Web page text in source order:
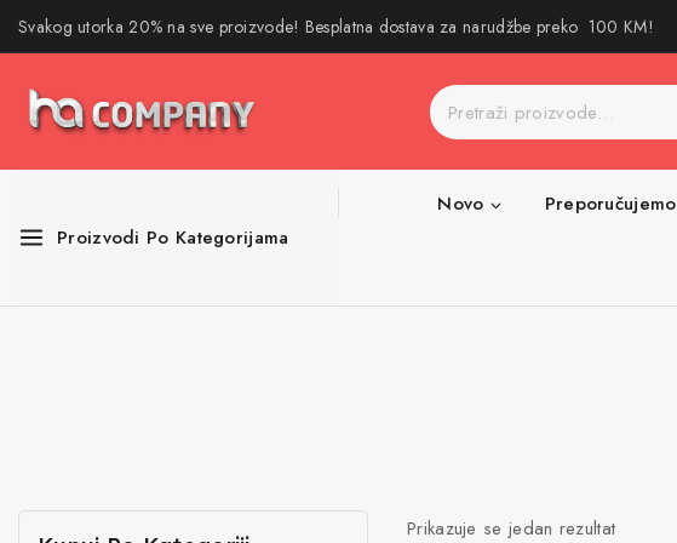
Svakog utorka 20% na sve proizvode! Besplatna dostava za narudžbe preko 100 KM!
Proizvodi Po Kategorijama
Novo Preporučujemo
Prikazuje se jedan rezultat